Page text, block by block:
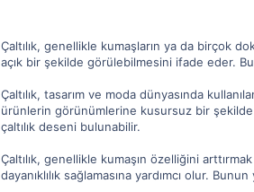
Çaltılık, genellikle kumaşların ya da birçok
açık bir şekilde görülebilmesini ifade eder. Bu
Çaltılık, tasarım ve moda dünyasında
ürünlerin görünümlerine kusursuz bir şekilde
çaltılık deseni bulunabilir.
Çaltılık, genellikle kumaşın özelliğini
dayanıklılık sağlamasına yardımcı olur.